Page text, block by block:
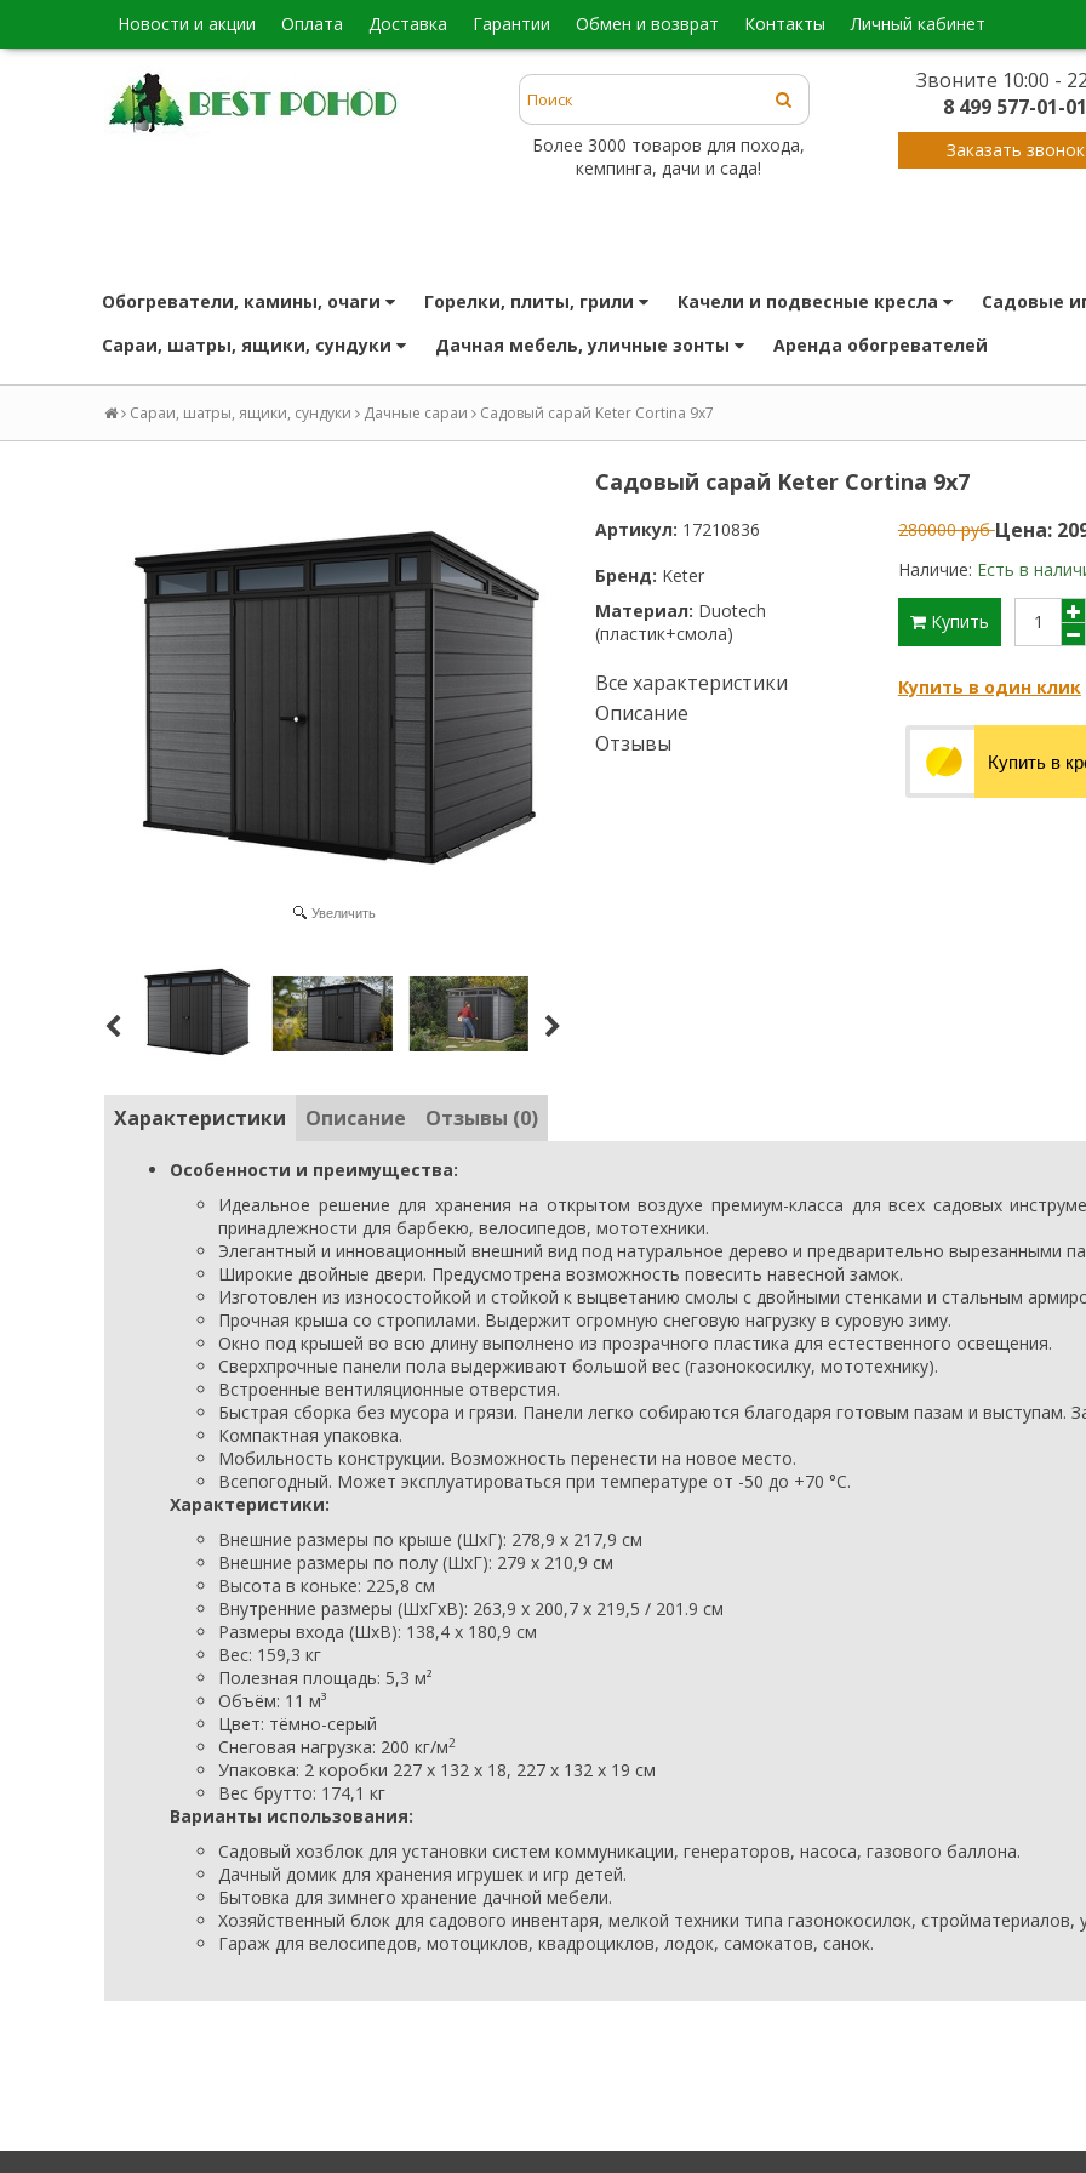
новости и акции оплата доставка гарантии обмен и возврат контакты личный кабинет
Звоните 10:00 -
8 499 577-01-01
Более 3000 товаров для похода,
кемпинга, дачи и сада!
Заказать звонок
обогреватели, камины, очаги горелки, плиты, грили качели и подвесные кресла
садовые
сараи, шатры, ящики, сундуки
дачная мебель, уличные зонты аренда обогревателей
Сараи, шатры, ящики, сундуки Дачные сараи Садовый сарай Keter Cortina 9x7
Увеличить
Садовый сарай Keter Cortina 9x7
Артикул: 17210836
Бренд: Keter
Материал: Duotech
(пластик+смола)
Все характеристики
Описание
Отзывы
280000 рубЦена:
Наличие: Есть в
Купить
Купить в один клик
Купить в
Характеристики Описание Отзывы (0)
Особенности и преимущества:
Идеальное решение для хранения на открытом воздухе премиум-класса для всех садовых
принадлежности для барбекю, велосипедов, мототехники.
Элегантный и инновационный внешний вид под натуральное дерево и предварительно вырезанными
Широкие двойные двери. Предусмотрена возможность повесить навесной замок.
Изготовлен из износостойкой и стойкой к выцветанию смолы с двойными стенками и стальным
Прочная крыша со стропилами. Выдержит огромную снеговую нагрузку в суровую зиму.
Окно под крышей во всю длину выполнено из прозрачного пластика для естественного освещения.
Сверхпрочные панели пола выдерживают большой вес (газонокосилку, мототехнику).
Встроенные вентиляционные отверстия.
Быстрая сборка без мусора и грязи. Панели легко собираются благодаря готовым пазам и выступам.
Компактная упаковка.
Мобильность конструкции. Возможность перенести на новое место.
Всепогодный. Может эксплуатироваться при температуре от -50 до +70 °С.
Характеристики:
Внешние размеры по крыше (ШхГ): 278,9 х 217,9 см
Внешние размеры по полу (ШхГ): 279 х 210,9 см
Высота в коньке: 225,8 см
Внутренние размеры (ШхГхВ): 263,9 х 200,7 х 219,5 / 201.9 см
Размеры входа (ШхВ): 138,4 х 180,9 см
Вес: 159,3 кг
Полезная площадь: 5,3 м²
Объём: 11 м³
Цвет: тёмно-серый
Снеговая нагрузка: 200 кг/м2
Упаковка: 2 коробки 227 х 132 х 18, 227 х 132 х 19 см
Вес брутто: 174,1 кг
Варианты использования:
Садовый хозблок для установки систем коммуникации, генераторов, насоса, газового баллона.
Дачный домик для хранения игрушек и игр детей.
Бытовка для зимнего хранение дачной мебели.
Хозяйственный блок для садового инвентаря, мелкой техники типа газонокосилок, стройматериалов,
Гараж для велосипедов, мотоциклов, квадроциклов, лодок, самокатов, санок.